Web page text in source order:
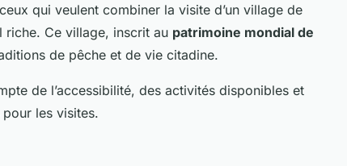
qui veulent combiner la visite d’un village de
riche. Ce village, inscrit au patrimoine mondial de
de pêche et de vie citadine.
de l’accessibilité, des activités disponibles et
les visites.